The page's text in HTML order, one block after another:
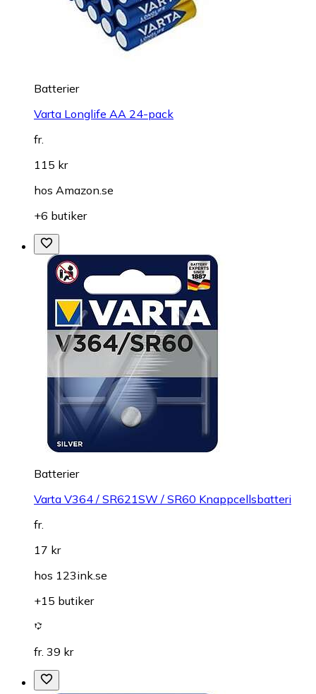
Batterier
Varta Longlife AA 24-pack
fr.
115 kr
hos Amazon.se
+6 butiker
Batterier
Varta V364 / SR621SW / SR60 Knappcellsbatteri
fr.
17 kr
hos 123ink.se
+15 butiker
fr. 39 kr